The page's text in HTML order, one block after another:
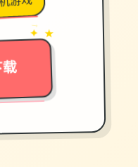
→
✦ ★